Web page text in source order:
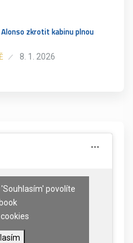
Alonso zkrotit kabinu plnou
8. 1. 2026
povolíte